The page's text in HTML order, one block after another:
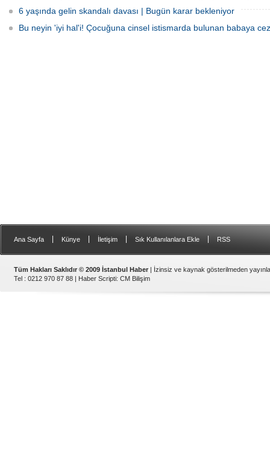
6 yaşında gelin skandalı davası | Bugün karar bekleniyor
Bu neyin 'iyi hal'i! Çocuğuna cinsel istismarda bulunan babaya
Ana Sayfa Künye İletişim Sık Kullanılanlara Ekle RSS
Tüm Hakları Saklıdır © 2009 İstanbul Haber | İzinsiz ve kaynak gösterilmeden
Tel : 0212 970 87 88 | Haber Scripti: CM Bilişim